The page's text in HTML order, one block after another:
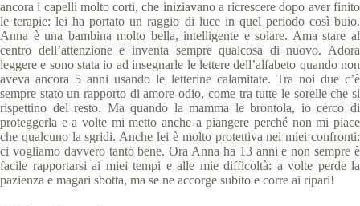
ancora i capelli molto corti, che iniziavano a ricrescere dopo aver finito
le terapie: lei ha portato un raggio di luce in quel periodo così buio.
Anna è una bambina molto bella, intelligente e solare. Ama stare al
centro dell’attenzione e inventa sempre qualcosa di nuovo. Adora
leggere e sono stata io ad insegnarle le lettere dell’alfabeto quando non
aveva ancora 5 anni usando le letterine calamitate. Tra noi due c’è
sempre stato un rapporto di amore-odio, come tra tutte le sorelle che si
rispettino del resto. Ma quando la mamma le brontola, io cerco di
proteggerla e a volte mi metto anche a piangere perché non mi piace
che qualcuno la sgridi. Anche lei è molto protettiva nei miei confronti:
ci vogliamo davvero tanto bene. Ora Anna ha 13 anni e non sempre è
facile rapportarsi ai miei tempi e alle mie difficoltà: a volte perde la
pazienza e magari sbotta, ma se ne accorge subito e corre ai ripari!